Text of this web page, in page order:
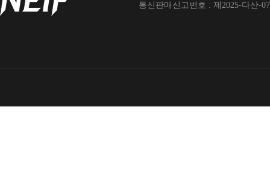
통신판매신고번호 : 제2025-다산-